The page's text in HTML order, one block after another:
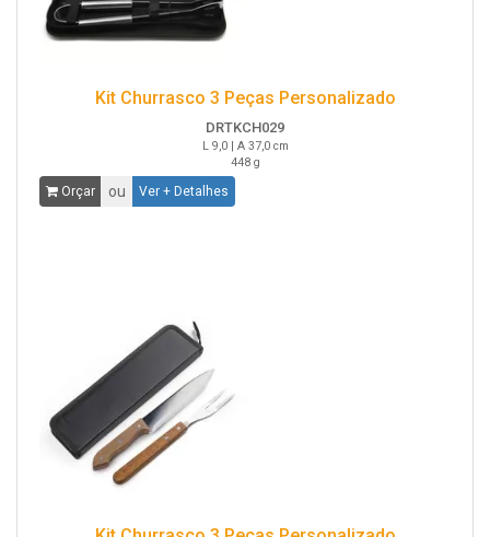
Kit Churrasco 3 Peças Personalizado
DRTKCH029
L 9,0 | A 37,0 cm
448 g
Orçar ou Ver + Detalhes